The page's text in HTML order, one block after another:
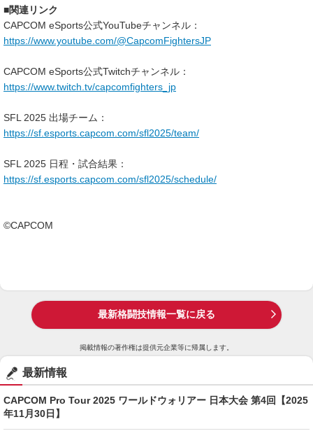
■関連リンク
CAPCOM eSports公式YouTubeチャンネル：
https://www.youtube.com/@CapcomFightersJP
CAPCOM eSports公式Twitchチャンネル：
https://www.twitch.tv/capcomfighters_jp
SFL 2025 出場チーム：
https://sf.esports.capcom.com/sfl2025/team/
SFL 2025 日程・試合結果：
https://sf.esports.capcom.com/sfl2025/schedule/
©CAPCOM
最新格闘技情報一覧に戻る
掲載情報の著作権は提供元企業等に帰属します。
最新情報
CAPCOM Pro Tour 2025 ワールドウォリアー 日本大会 第4回【2025
年11月30日】